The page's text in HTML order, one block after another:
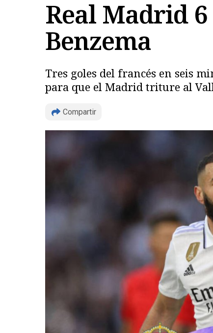
Real Madrid
Benzema
Tres goles del francés en seis
para que el Madrid triture al
Compartir